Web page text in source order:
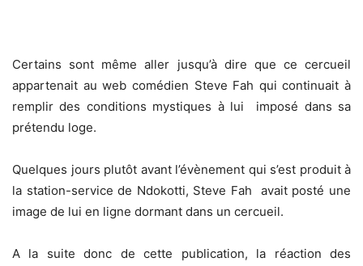
Certains sont même aller jusqu’à dire que ce cercueil
appartenait au web comédien Steve Fah qui continuait à
remplir des conditions mystiques à lui imposé dans sa
prétendu loge.
Quelques jours plutôt avant l’évènement qui s’est produit à
la station-service de Ndokotti, Steve Fah avait posté une
image de lui en ligne dormant dans un cercueil.
A la suite donc de cette publication, la réaction des